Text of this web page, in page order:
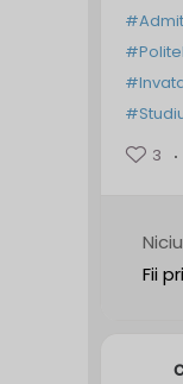
3
Fii